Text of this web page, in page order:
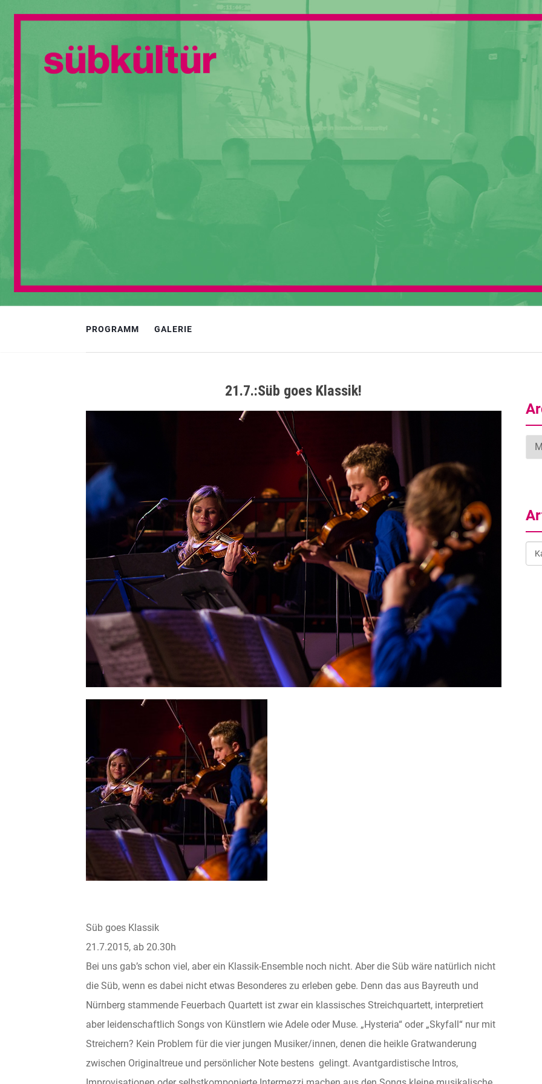
PROGRAMM GALERIE
21.7.:Süb goes Klassik!
Süb goes Klassik
21.7.2015, ab 20.30h
Bei uns gab’s schon viel, aber ein Klassik-Ensemble noch nicht. Aber die Süb wäre natürlich nicht
die Süb, wenn es dabei nicht etwas Besonderes zu erleben gebe. Denn das aus Bayreuth und
Nürnberg stammende Feuerbach Quartett ist zwar ein klassisches Streichquartett, interpretiert
aber leidenschaftlich Songs von Künstlern wie Adele oder Muse. „Hysteria“ oder „Skyfall“ nur mit
Streichern? Kein Problem für die vier jungen Musiker/innen, denen die heikle Gratwanderung
zwischen Originaltreue und persönlicher Note bestens gelingt. Avantgardistische Intros,
Art
der